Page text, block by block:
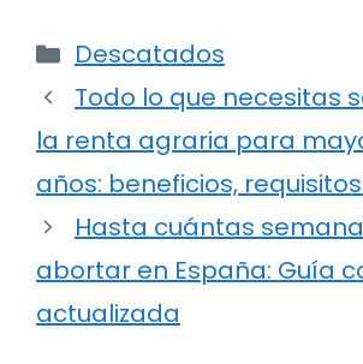
Categorías
Descatados
Todo lo que necesitas
la renta agraria para
años: beneficios,
Hasta cuántas
abortar en España: Guía
actualizada